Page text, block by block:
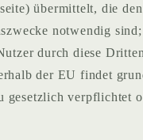
übermittelt, die
notwendig
durch diese
der EU findet
verpflichtet